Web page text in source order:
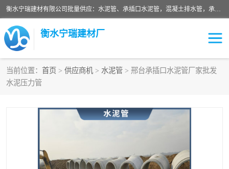
衡水宁瑞建材有限公司批量供应：水泥管、承插口水泥管，混凝土排水管，承插口水泥管，企口水泥管，钢承口水泥管，顶管，平口水泥管，水泥检查井，混凝土检查井，预制混凝土检查井，矩形检查井，圆形检查井等产品。
衡水宁瑞建材厂
当前位置： 首页 > 供应商机 > 水泥管 > 邢台承插口水泥管厂家批发
水泥压力管
检查井
水泥管
混凝土检查井 预制混凝土检查井